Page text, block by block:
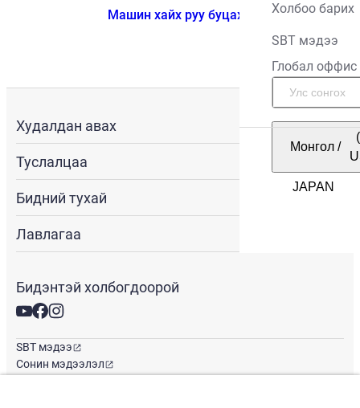
Холбоо барих
SBT мэдээ
Глобал оффис
Монгол /
Машин хайх руу буцах
Худалдан авах
Туслалцаа
Бидний тухай
Лавлагаа
Бидэнтэй холбогдоорой
SBT мэдээ
Сонин мэдээлэл